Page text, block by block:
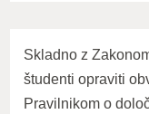
Skladno z
študenti opraviti
Pravilnikom o